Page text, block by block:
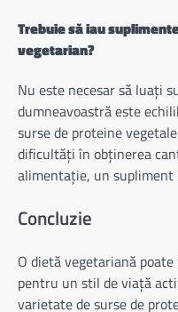
Trebuie să iau
vegetarian?
Nu este necesar să luați
dumneavoastră este
surse de proteine
dificultăți în obținerea
alimentație, un supliment
Concluzie
O dietă vegetariană
pentru un stil de viață
varietate de surse de